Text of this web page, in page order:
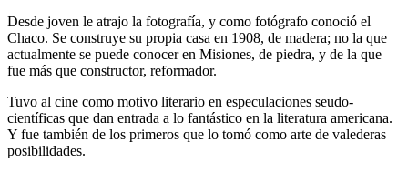
Desde joven le atrajo la fotografía, y como fotógrafo conoció el
Chaco. Se construye su propia casa en 1908, de madera; no la que
actualmente se puede conocer en Misiones, de piedra, y de la que
fue más que constructor, reformador.
Tuvo al cine como motivo literario en especulaciones seudo-
científicas que dan entrada a lo fantástico en la literatura americana.
Y fue también de los primeros que lo tomó como arte de valederas
posibilidades.